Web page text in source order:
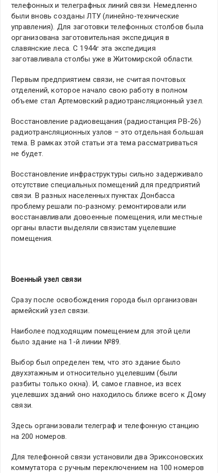
телефонных и телеграфных линий связи. Немедленно
были вновь созданы ЛТУ (линейно-технические
управления). Для заготовки телефонных столбов была
организована заготовительная экспедиция в
славянские леса. С 1944г эта экспедиция
заготавливала столбы уже в Житомирской области.
Первым предприятием связи, не считая почтовых
отделений, которое начало свою работу в полном
объеме стал Артемовский радиотрансляционный узел.
Восстановление радиовещания (радиостанция РВ-26)
радиотрансляционных узлов – это отдельная большая
тема. В рамках этой статьи эта тема рассматриваться
не будет.
Восстановление инфраструктуры сильно задерживало
отсутствие специальных помещений для предприятий
связи. В разных населенных пунктах Донбасса
проблему решали по-разному: ремонтировали или
восстанавливали довоенные помещения, или местные
органы власти выделяли связистам уцелевшие
помещения.
Военный узел связи
Сразу после освобождения города был организован
армейский узел связи.
Наиболее подходящим помещением для этой цели
было здание на 1-й линии №89.
Выбор был определен тем, что это здание было
двухэтажным и относительно уцелевшим (были
разбиты только окна). И, самое главное, из всех
уцелевших зданий оно находилось ближе всего к Дому
связи.
Здесь организовали телеграф и телефонную станцию
на 200 номеров.
Для телефонной связи установили два Эриксоновских
коммутатора с ручным переключением на 100 номеров